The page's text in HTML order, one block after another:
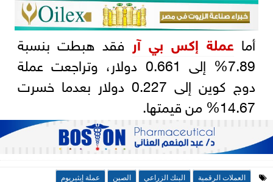
أما عملة إكس بي آر فقد هبطت بنسبة
7.89% إلى 0.661 دولار، وتراجعت عملة
دوج كوين إلى 0.227 دولار بعدما خسرت
14.67% من قيمتها.
العملات الرقمية البنك الزراعي الصين
عملة إيثيريوم